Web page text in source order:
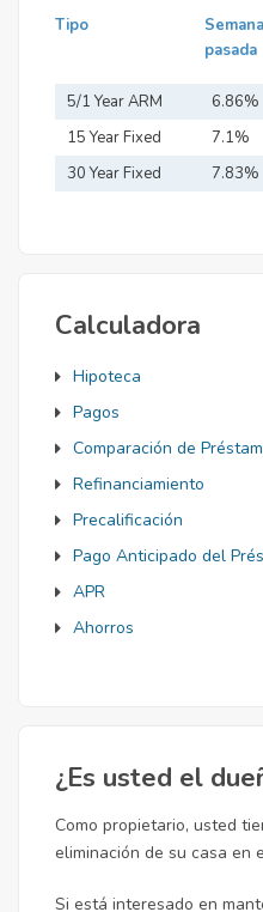
Tipo
Semana
pasada
5/1 Year ARM 6.86%
15 Year Fixed
Mortgage
7.1%
30 Year Fixed
7.83%
Calculadora
Hipoteca
Pagos
Comparación de
Refinanciamiento
Precalificación
Pago Anticipado del
APR
Ahorros
¿Es usted el
Como propietario, usted
eliminación de su casa en
Si está interesado en